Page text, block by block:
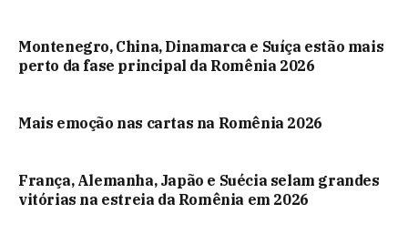
Montenegro, China, Dinamarca e Suíça estão mais
perto da fase principal da Romênia 2026
Mais emoção nas cartas na Romênia 2026
França, Alemanha, Japão e Suécia selam grandes
vitórias na estreia da Romênia em 2026